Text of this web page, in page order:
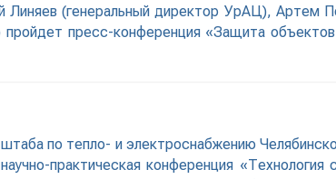
(генеральный директор УрАЦ), Артем
пресс-конференция «Защита объектов
по тепло- и электроснабжению
практическая конференция «Технология